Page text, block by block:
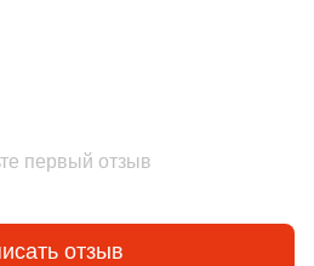
первый отзыв
отзыв